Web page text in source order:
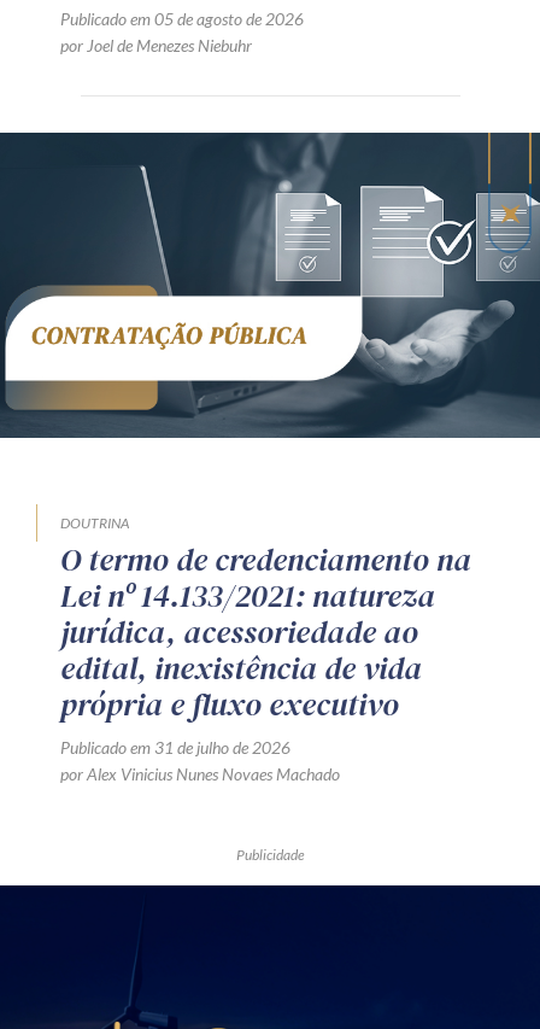
Publicado em 05 de agosto de 2026
por Joel de Menezes Niebuhr
DOUTRINA
O termo de credenciamento na
Lei nº 14.133/2021: natureza
jurídica, acessoriedade ao
edital, inexistência de vida
própria e fluxo executivo
Publicado em 31 de julho de 2026
por Alex Vinicius Nunes Novaes Machado
Publicidade